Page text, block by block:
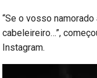
“Se o vosso
cabeleireiro…”,
Instagram.